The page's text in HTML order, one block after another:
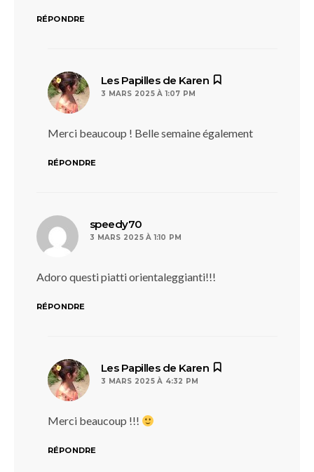
RÉPONDRE
Les Papilles de Karen
3 MARS 2025 À 1:07 PM
Merci beaucoup ! Belle semaine également
RÉPONDRE
speedy70
3 MARS 2025 À 1:10 PM
Adoro questi piatti orientaleggianti!!!
RÉPONDRE
Les Papilles de Karen
3 MARS 2025 À 4:32 PM
Merci beaucoup !!!
RÉPONDRE